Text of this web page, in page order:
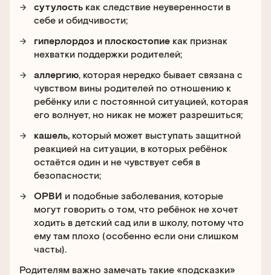
сутулость как следствие неуверенности в
себе и обидчивости;
гиперлордоз и плоскостопие как признак
нехватки поддержки родителей;
аллергию, которая нередко бывает связана с
чувством вины родителей по отношению к
ребёнку или с постоянной ситуацией, которая
его волнует, но никак не может разрешиться;
кашель, который может выступать защитной
реакцией на ситуации, в которых ребёнок
остаётся один и не чувствует себя в
безопасности;
ОРВИ и подобные заболевания, которые
могут говорить о том, что ребёнок не хочет
ходить в детский сад или в школу, потому что
ему там плохо (особенно если они слишком
часты).
Родителям важно замечать такие «подсказки»